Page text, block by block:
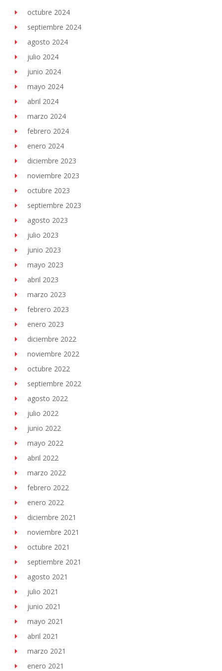
octubre 2024
septiembre 2024
agosto 2024
julio 2024
junio 2024
mayo 2024
abril 2024
marzo 2024
febrero 2024
enero 2024
diciembre 2023
noviembre 2023
octubre 2023
septiembre 2023
agosto 2023
julio 2023
junio 2023
mayo 2023
abril 2023
marzo 2023
febrero 2023
enero 2023
diciembre 2022
noviembre 2022
octubre 2022
septiembre 2022
agosto 2022
julio 2022
junio 2022
mayo 2022
abril 2022
marzo 2022
febrero 2022
enero 2022
diciembre 2021
noviembre 2021
octubre 2021
septiembre 2021
agosto 2021
julio 2021
junio 2021
mayo 2021
abril 2021
marzo 2021
enero 2021